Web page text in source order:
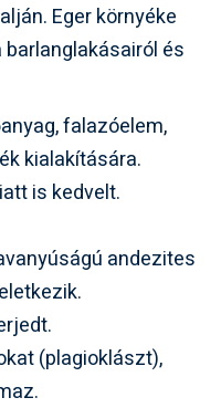
. Eger környéke
és
falazóelem,
kialakítására.
is kedvelt.
andezites
(plagioklászt),